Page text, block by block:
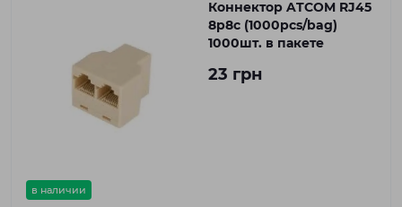
в наличии
Коннектор ATCOM RJ45
8p8c (1000pcs/bag)
1000шт. в пакете
23 грн